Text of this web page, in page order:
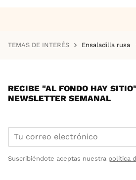
TEMAS DE INTERÉS Ensaladilla rusa
RECIBE "AL FONDO HAY
NEWSLETTER SEMANAL
Suscribiéndote aceptas nuestra política